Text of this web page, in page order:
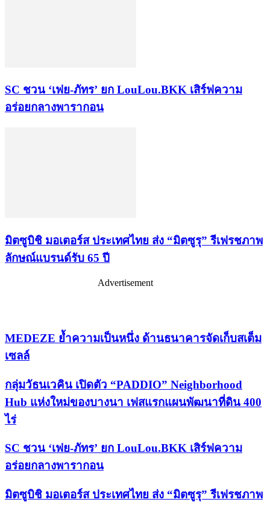
SC ชวน ‘เฟย-ภัทร’ ยก LouLou.BKK เสิร์ฟความ
อร่อยกลางพารากอน
มิตซูบิชิ มอเตอร์ส ประเทศไทย ส่ง “มิตซูรุ” รีเฟรชภาพ
ลักษณ์แบรนด์รับ 65 ปี
Advertisement
MEDEZE ย้ำความเป็นหนึ่ง ด้านธนาคารจัดเก็บสเต็ม
เซลล์
กลุ่มวัธนเวคิน เปิดตัว “PADDIO” Neighborhood
Hub แห่งใหม่ของบางนา เฟสแรกแผนพัฒนาที่ดิน 400
ไร่
SC ชวน ‘เฟย-ภัทร’ ยก LouLou.BKK เสิร์ฟความ
อร่อยกลางพารากอน
มิตซูบิชิ มอเตอร์ส ประเทศไทย ส่ง “มิตซูรุ” รีเฟรชภาพ